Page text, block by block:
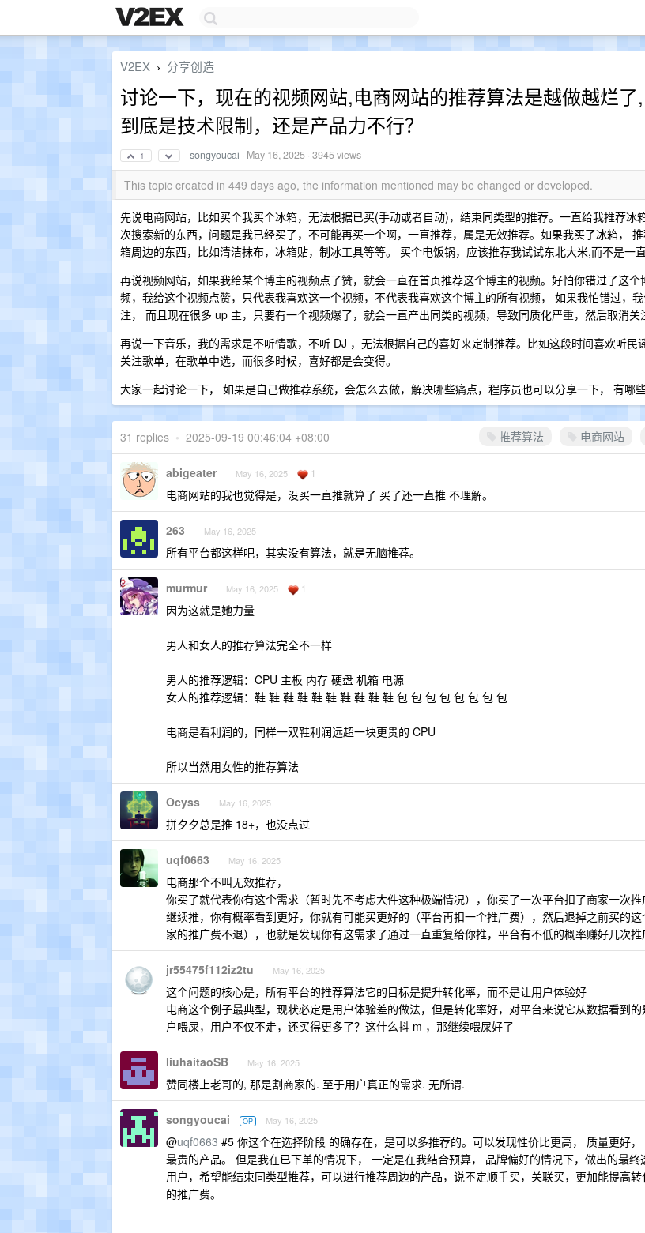
V2EX › 分享创造
讨论一下，现在的视频网站,电商网站的推荐算法是越做越烂了,
到底是技术限制，还是产品力不行？
1 songyoucai · May 16, 2025 · 3945 views
This topic created in 449 days ago, the information mentioned may be changed or developed.
先说电商网站，比如买个我买个冰箱，无法根据已买(手动或者自动)，结束同类型的推荐。一直给我推荐冰
次搜索新的东西，问题是我已经买了，不可能再买一个啊，一直推荐，属是无效推荐。如果我买了冰箱，
箱周边的东西，比如清洁抹布，冰箱贴，制冰工具等等。 买个电饭锅，应该推荐我试试东北大米,而不是一直
再说视频网站，如果我给某个博主的视频点了赞，就会一直在首页推荐这个博主的视频。好怕你错过了这个
频，我给这个视频点赞，只代表我喜欢这一个视频，不代表我喜欢这个博主的所有视频， 如果我怕错过，
注， 而且现在很多 up 主，只要有一个视频爆了，就会一直产出同类的视频，导致同质化严重，然后取消关
再说一下音乐，我的需求是不听情歌，不听 DJ ，无法根据自己的喜好来定制推荐。比如这段时间喜欢听民
关注歌单，在歌单中选，而很多时候，喜好都是会变得。
大家一起讨论一下， 如果是自己做推荐系统，会怎么去做，解决哪些痛点，程序员也可以分享一下， 有哪些
推荐算法 电商网站
31 replies • 2025-09-19 00:46:04 +08:00
abigeater May 16, 2025 1
电商网站的我也觉得是，没买一直推就算了 买了还一直推 不理解。
263 May 16, 2025
所有平台都这样吧，其实没有算法，就是无脑推荐。
murmur May 16, 2025 1
因为这就是她力量
男人和女人的推荐算法完全不一样
男人的推荐逻辑：CPU 主板 内存 硬盘 机箱 电源
女人的推荐逻辑：鞋 鞋 鞋 鞋 鞋 鞋 鞋 鞋 鞋 鞋 包 包 包 包 包 包 包 包
电商是看利润的，同样一双鞋利润远超一块更贵的 CPU
所以当然用女性的推荐算法
Ocyss May 16, 2025
拼夕夕总是推 18+，也没点过
uqf0663 May 16, 2025
电商那个不叫无效推荐，
你买了就代表你有这个需求（暂时先不考虑大件这种极端情况），你买了一次平台扣了商家一次
继续推，你有概率看到更好，你就有可能买更好的（平台再扣一个推广费），然后退掉之前买的
家的推广费不退），也就是发现你有这需求了通过一直重复给你推，平台有不低的概率赚好几次推
jr55475f112iz2tu May 16, 2025
这个问题的核心是，所有平台的推荐算法它的目标是提升转化率，而不是让用户体验好
电商这个例子最典型，现状必定是用户体验差的做法，但是转化率好，对平台来说它从数据看到
户喂屎，用户不仅不走，还买得更多了？这什么抖 m ，那继续喂屎好了
liuhaitaoSB May 16, 2025
赞同楼上老哥的, 那是割商家的. 至于用户真正的需求. 无所谓.
songyoucai OP May 16, 2025
@uqf0663 #5 你这个在选择阶段 的确存在，是可以多推荐的。可以发现性价比更高， 质量更好
最贵的产品。 但是我在已下单的情况下， 一定是在我结合预算， 品牌偏好的情况下，做出的最终
用户，希望能结束同类型推荐，可以进行推荐周边的产品，说不定顺手买，关联买，更加能提高
的推广费。